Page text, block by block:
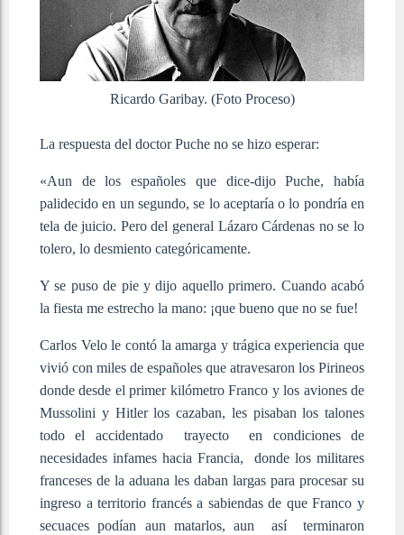
Ricardo Garibay. (Foto Proceso)
La respuesta del doctor Puche no se hizo esperar:
«Aun de los españoles que dice-dijo Puche, había
palidecido en un segundo, se lo aceptaría o lo pondría en
tela de juicio. Pero del general Lázaro Cárdenas no se lo
tolero, lo desmiento categóricamente.
Y se puso de pie y dijo aquello primero. Cuando acabó
la fiesta me estrecho la mano: ¡que bueno que no se fue!
Carlos Velo le contó la amarga y trágica experiencia que
vivió con miles de españoles que atravesaron los Pirineos
donde desde el primer kilómetro Franco y los aviones de
Mussolini y Hitler los cazaban, les pisaban los talones
todo el accidentado trayecto en condiciones de
necesidades infames hacia Francia, donde los militares
franceses de la aduana les daban largas para procesar su
ingreso a territorio francés a sabiendas de que Franco y
secuaces podían aun matarlos, aun así terminaron